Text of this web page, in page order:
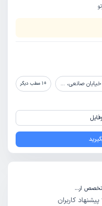
ساختمان درخشان، طبقه 3 +
1 مطب دیگر
فلوشیپ جراحی لگن و ران / تخصص ارتوپدی
پیشنهاد کاربران